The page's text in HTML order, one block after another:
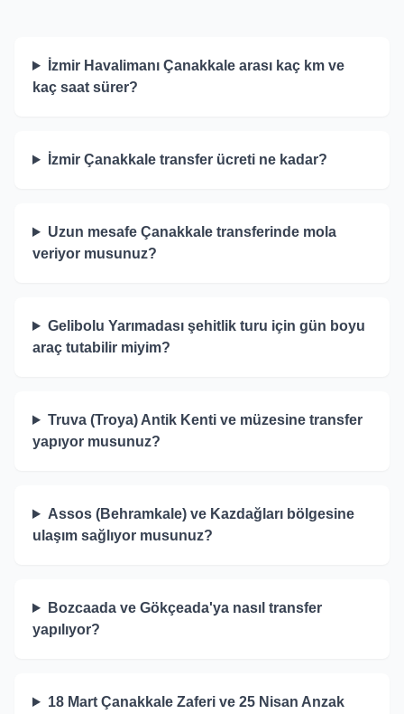
İzmir Havalimanı Çanakkale arası kaç km ve
kaç saat sürer?
İzmir Çanakkale transfer ücreti ne kadar?
Uzun mesafe Çanakkale transferinde mola
veriyor musunuz?
Gelibolu Yarımadası şehitlik turu için gün boyu
araç tutabilir miyim?
Truva (Troya) Antik Kenti ve müzesine transfer
yapıyor musunuz?
Assos (Behramkale) ve Kazdağları bölgesine
ulaşım sağlıyor musunuz?
Bozcaada ve Gökçeada'ya nasıl transfer
yapılıyor?
18 Mart Çanakkale Zaferi ve 25 Nisan Anzak